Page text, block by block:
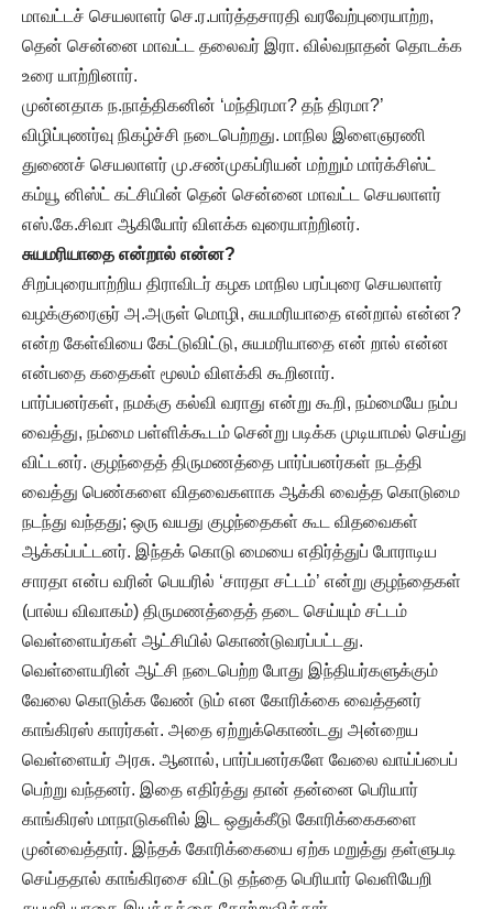
மாவட்டச் செயலாளர் செ.ர.பார்த்தசாரதி வரவேற்புரையாற்ற,
தென் சென்னை மாவட்ட தலைவர் இரா. வில்வநாதன் தொடக்க
உரை யாற்றினார்.
முன்னதாக ந.நாத்திகனின் ‘மந்திரமா? தந் திரமா?’
விழிப்புணர்வு நிகழ்ச்சி நடைபெற்றது. மாநில இளைஞரணி
துணைச் செயலாளர் மு.சண்முகப்ரியன் மற்றும் மார்க்சிஸ்ட்
கம்யூ னிஸ்ட் கட்சியின் தென் சென்னை மாவட்ட செயலாளர்
எஸ்.கே.சிவா ஆகியோர் விளக்க வுரையாற்றினர்.
சுயமரியாதை என்றால் என்ன?
சிறப்புரையாற்றிய திராவிடர் கழக மாநில பரப்புரை செயலாளர்
வழக்குரைஞர் அ.அருள் மொழி, சுயமரியாதை என்றால் என்ன?
என்ற கேள்வியை கேட்டுவிட்டு, சுயமரியாதை என் றால் என்ன
என்பதை கதைகள் மூலம் விளக்கி கூறினார்.
பார்ப்பனர்கள், நமக்கு கல்வி வராது என்று கூறி, நம்மையே நம்ப
வைத்து, நம்மை பள்ளிக்கூடம்‌ சென்று படிக்க முடியாமல் செய்து
விட்டனர். குழந்தைத் திருமணத்தை பார்ப்பனர்கள் நடத்தி
வைத்து பெண்களை விதவைகளாக ஆக்கி வைத்த கொடுமை
நடந்து வந்தது; ஒரு வயது குழந்தைகள் கூட விதவைகள்
ஆக்கப்பட்டனர். இந்தக் கொடு மையை எதிர்த்துப் போராடிய
சாரதா என்ப வரின் பெயரில் ‘சாரதா சட்டம்’ என்று குழந்தைகள்
(பால்ய விவாகம்) திருமணத்தைத் தடை செய்யும் சட்டம்
வெள்ளையர்கள் ஆட்சியில் கொண்டுவரப்பட்டது.
வெள்ளையரின் ஆட்சி நடைபெற்ற போது இந்தியர்களுக்கும்
வேலை கொடுக்க வேண் டும் என கோரிக்கை வைத்தனர்
காங்கிரஸ் காரர்கள். அதை ஏற்றுக்கொண்டது அன்றைய
வெள்ளையர் அரசு. ஆனால், பார்ப்பனர்களே வேலை வாய்ப்பைப்
பெற்று வந்தனர். இதை எதிர்த்து தான் தன்னை பெரியார்
காங்கிரஸ் மாநாடுகளில் இட ஒதுக்கீடு கோரிக்கைகளை
முன்வைத்தார். இந்தக் கோரிக்கையை ஏற்க மறுத்து தள்ளுபடி
செய்ததால் காங்கிரசை விட்டு தந்தை பெரியார் வெளியேறி